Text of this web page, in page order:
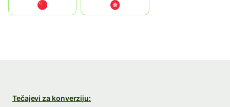
中國香港特別行政區
Tečajevi za konverziju: